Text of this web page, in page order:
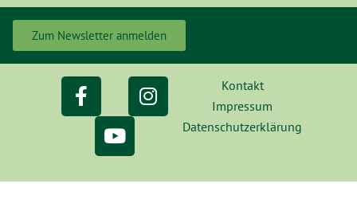
Zum Newsletter anmelden
Kontakt
Impressum
Datenschutzerklärung